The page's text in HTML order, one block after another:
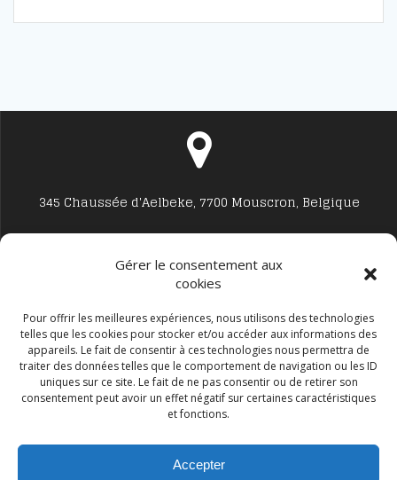
Gérer le consentement aux
cookies
Pour offrir les meilleures expériences, nous utilisons des technologies
telles que les cookies pour stocker et/ou accéder aux informations des
appareils. Le fait de consentir à ces technologies nous permettra de
traiter des données telles que le comportement de navigation ou les ID
uniques sur ce site. Le fait de ne pas consentir ou de retirer son
consentement peut avoir un effet négatif sur certaines caractéristiques
et fonctions.
Accepter
345 Chaussée d'Aelbeke, 7700 Mouscron, Belgique
Studio7700@live.be